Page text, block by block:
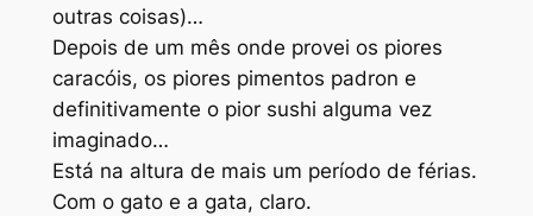
outras coisas)…
Depois de um mês onde provei os piores
caracóis, os piores pimentos padron e
definitivamente o pior sushi alguma vez
imaginado…
Está na altura de mais um período de férias.
Com o gato e a gata, claro.